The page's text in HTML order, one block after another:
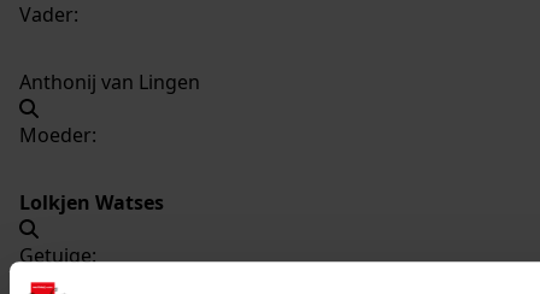
Vader:
Anthonij van Lingen
Moeder:
Lolkjen Watses
Getuige: